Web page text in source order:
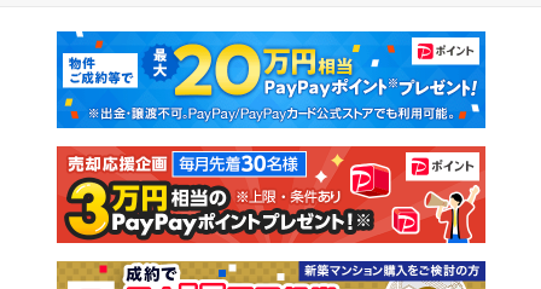
新築マンション 中古マンション
新築一戸建て 中古一戸建て
注文住宅 土地
売却査定
マンションカタログ 教えて！住まいの先生